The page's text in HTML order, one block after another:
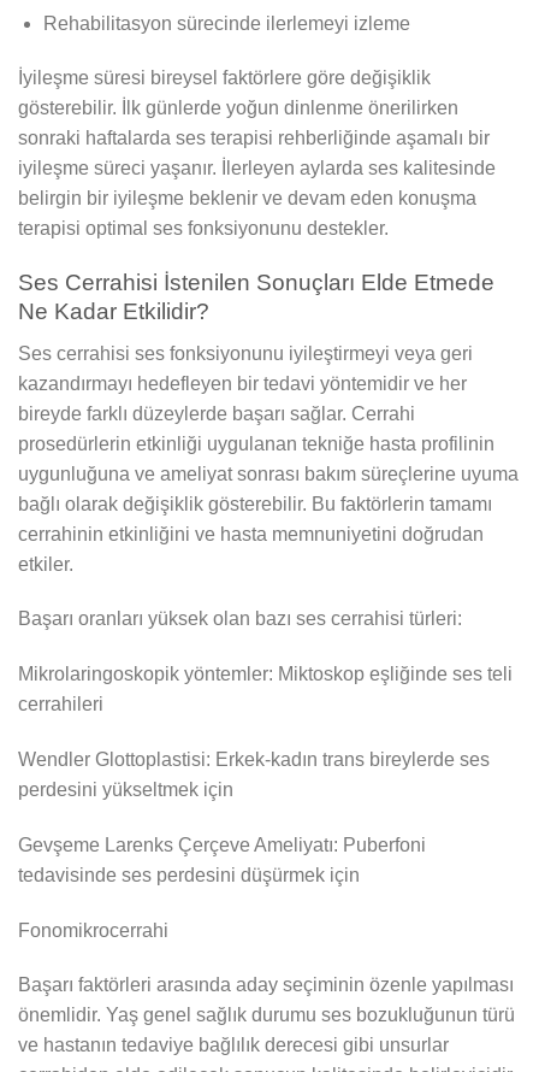
Rehabilitasyon sürecinde ilerlemeyi izleme
İyileşme süresi bireysel faktörlere göre değişiklik
gösterebilir. İlk günlerde yoğun dinlenme önerilirken
sonraki haftalarda ses terapisi rehberliğinde aşamalı bir
iyileşme süreci yaşanır. İlerleyen aylarda ses kalitesinde
belirgin bir iyileşme beklenir ve devam eden konuşma
terapisi optimal ses fonksiyonunu destekler.
Ses Cerrahisi İstenilen Sonuçları Elde Etmede
Ne Kadar Etkilidir?
Ses cerrahisi ses fonksiyonunu iyileştirmeyi veya geri
kazandırmayı hedefleyen bir tedavi yöntemidir ve her
bireyde farklı düzeylerde başarı sağlar. Cerrahi
prosedürlerin etkinliği uygulanan tekniğe hasta profilinin
uygunluğuna ve ameliyat sonrası bakım süreçlerine uyuma
bağlı olarak değişiklik gösterebilir. Bu faktörlerin tamamı
cerrahinin etkinliğini ve hasta memnuniyetini doğrudan
etkiler.
Başarı oranları yüksek olan bazı ses cerrahisi türleri:
Mikrolaringoskopik yöntemler: Miktoskop eşliğinde ses teli
cerrahileri
Wendler Glottoplastisi: Erkek-kadın trans bireylerde ses
perdesini yükseltmek için
Gevşeme Larenks Çerçeve Ameliyatı: Puberfoni
tedavisinde ses perdesini düşürmek için
Fonomikrocerrahi
Başarı faktörleri arasında aday seçiminin özenle yapılması
önemlidir. Yaş genel sağlık durumu ses bozukluğunun türü
ve hastanın tedaviye bağlılık derecesi gibi unsurlar